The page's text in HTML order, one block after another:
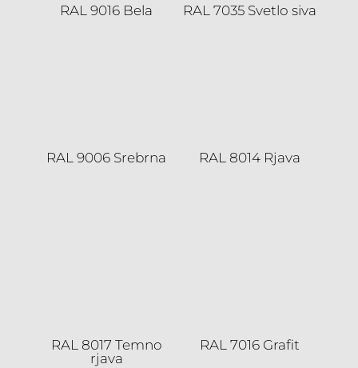
RAL 9016 Bela RAL 7035 Svetlo siva
RAL 9006 Srebrna RAL 8014 Rjava
RAL 8017 Temno
rjava
RAL 7016 Grafit